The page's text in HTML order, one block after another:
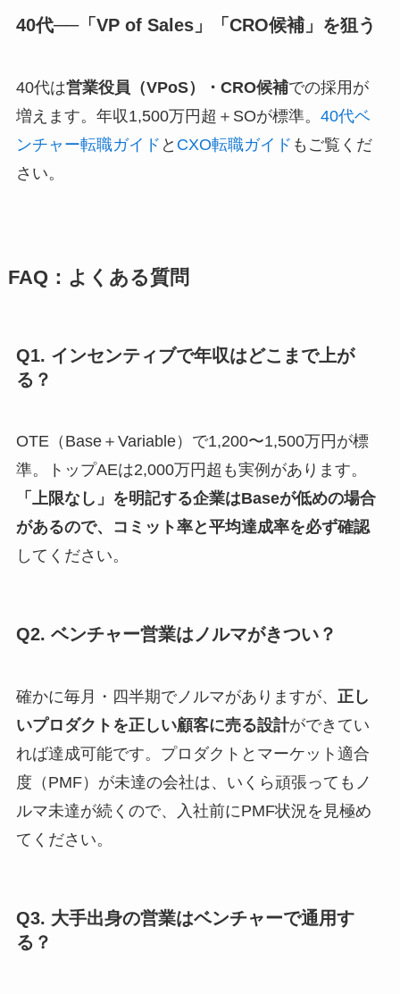
40代──「VP of Sales」「CRO候補」を狙う
40代は営業役員（VPoS）・CRO候補での採用が
増えます。年収1,500万円超＋SOが標準。 40代ベ
ンチャー転職ガイド と CXO転職ガイド もご覧くだ
さい。
FAQ：よくある質問
Q1. インセンティブで年収はどこまで上が
る？
OTE（Base＋Variable）で1,200〜1,500万円が標
準。トップAEは2,000万円超も実例があります。
「上限なし」を明記する企業はBaseが低めの場合
があるので、コミット率と平均達成率を必ず確認
してください。
Q2. ベンチャー営業はノルマがきつい？
確かに毎月・四半期でノルマがありますが、 正し
いプロダクトを正しい顧客に売る設計ができてい
れば達成可能です。プロダクトとマーケット適合
度（PMF）が未達の会社は、いくら頑張ってもノ
ルマ未達が続くので、入社前にPMF状況を見極め
てください。
Q3. 大手出身の営業はベンチャーで通用す
る？